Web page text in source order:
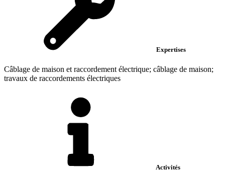
Expertises
Câblage de maison et raccordement électrique; câblage de maison;
travaux de raccordements électriques
Activités